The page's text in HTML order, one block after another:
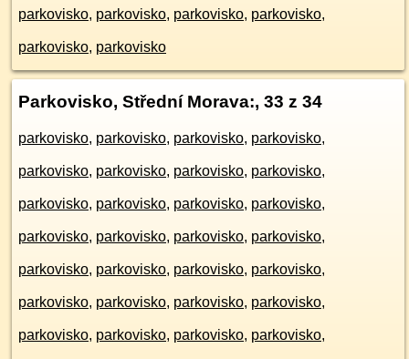
parkovisko, parkovisko, parkovisko, parkovisko,
parkovisko, parkovisko
Parkovisko, Střední Morava:, 33 z 34
parkovisko, parkovisko, parkovisko, parkovisko,
parkovisko, parkovisko, parkovisko, parkovisko,
parkovisko, parkovisko, parkovisko, parkovisko,
parkovisko, parkovisko, parkovisko, parkovisko,
parkovisko, parkovisko, parkovisko, parkovisko,
parkovisko, parkovisko, parkovisko, parkovisko,
parkovisko, parkovisko, parkovisko, parkovisko,